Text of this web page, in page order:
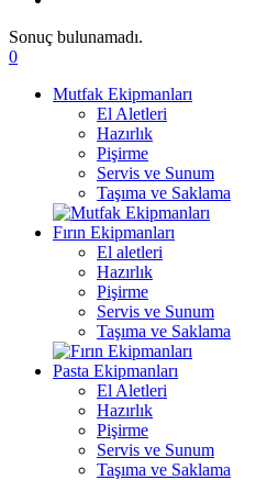
Sonuç bulunamadı.
0
Mutfak Ekipmanları
El Aletleri
Hazırlık
Pişirme
Servis ve Sunum
Taşıma ve Saklama
Fırın Ekipmanları
El aletleri
Hazırlık
Pişirme
Servis ve Sunum
Taşıma ve Saklama
Pasta Ekipmanları
El Aletleri
Hazırlık
Pişirme
Servis ve Sunum
Taşıma ve Saklama